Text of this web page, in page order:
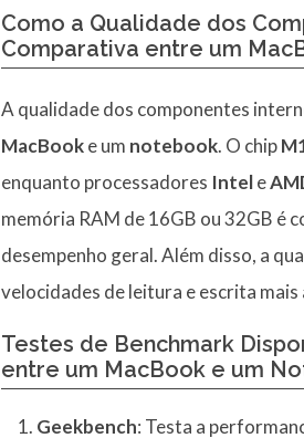
Como a Qualidade dos
Comparativa entre um
A qualidade dos componentes
MacBooke um notebook. O chip
enquanto processadores Intele
memória RAM de 16GB ou 32GB é
desempenho geral. Além disso, a
velocidades de leitura e escrita mais
Testes de Benchmark
entre um MacBook e um
Geekbench: Testa a